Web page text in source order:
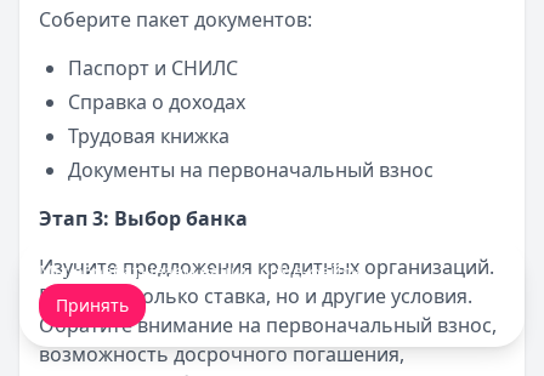
Соберите пакет документов:
Паспорт и СНИЛС
Справка о доходах
Трудовая книжка
Документы на первоначальный взнос
Этап 3: Выбор банка
Изучите предложения кредитных организаций.
Важна не только ставка, но и другие условия.
Обратите внимание на первоначальный взнос,
возможность досрочного погашения,
Мы обрабатываем ваши cookie-файлы .
Принять